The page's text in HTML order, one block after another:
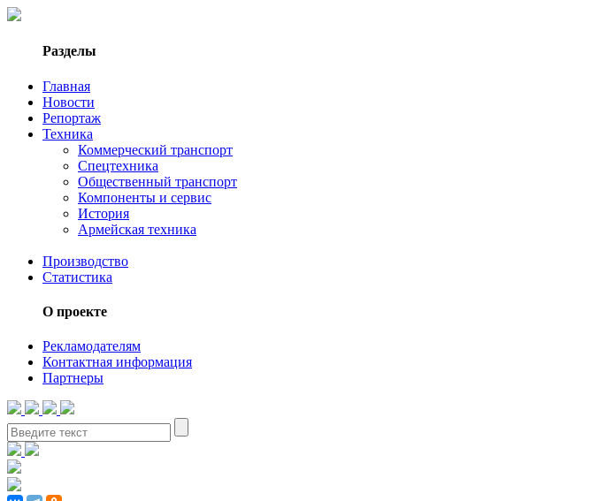
Разделы
Главная
Новости
Репортаж
Техника
Коммерческий транспорт
Спецтехника
Общественный транспорт
Компоненты и сервис
История
Армейская техника
Производство
Статистика
О проекте
Рекламодателям
Контактная информация
Партнеры